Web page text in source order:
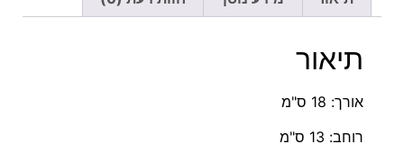
תיאור
אורך: 18 ס"מ
רוחב: 13 ס"מ